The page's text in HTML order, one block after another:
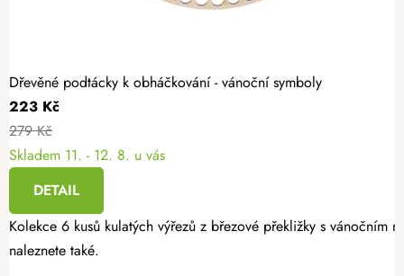
Dřevěné podtácky k obháčkování - vánoční symboly
223 Kč
279 Kč
Skladem 11. - 12. 8. u vás
DETAIL
Kolekce 6 kusů kulatých výřezů z březové překližky s
naleznete také.